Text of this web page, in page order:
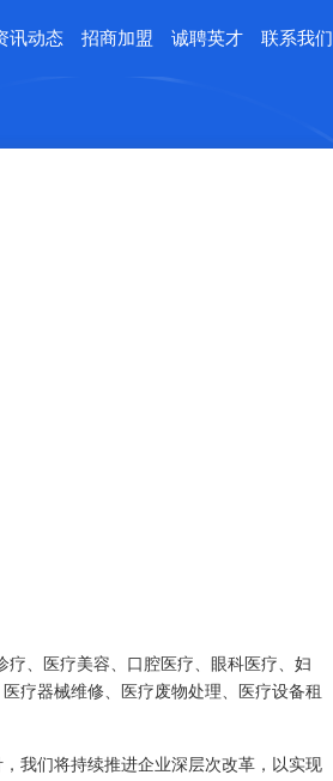
讯动态 招商加盟 诚聘英才 联系我们
、医疗美容、口腔医疗、眼科医疗、妇
疗器械维修、医疗废物处理、医疗设备租
我们将持续推进企业深层次改革，以实现